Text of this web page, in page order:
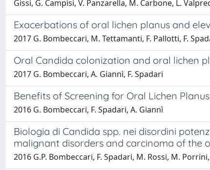
Gissi, G. Campisi, V. Panzarella, M. Carbone, L.
Exacerbations of oral lichen planus and
2017 G. Bombeccari, M. Tettamanti, F. Pallotti, F.
Oral Candida colonization and oral lichen
2017 G. Bombeccari, A. Giannì, F. Spadari
Benefits of Screening for Oral Lichen Planus
2016 G. Bombeccari, F. Spadari, A. Giannì
Biologia di Candida spp. nei disordini
malignant disorders and carcinoma of the
2016 G.P. Bombeccari, F. Spadari, M. Rossi, M.